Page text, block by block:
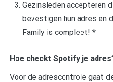
Gezinsleden accepteren
bevestigen hun adres en
Family is compleet! *
Hoe checkt Spotify je
Voor de adrescontrole gaat